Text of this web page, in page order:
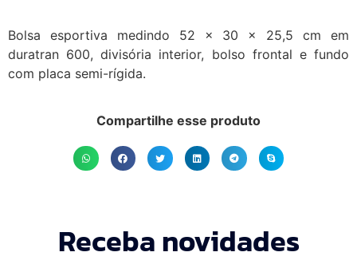
Bolsa esportiva medindo 52 x 30 x 25,5 cm em
duratran 600, divisória interior, bolso frontal e fundo
com placa semi-rígida.
Compartilhe esse produto
Receba novidades